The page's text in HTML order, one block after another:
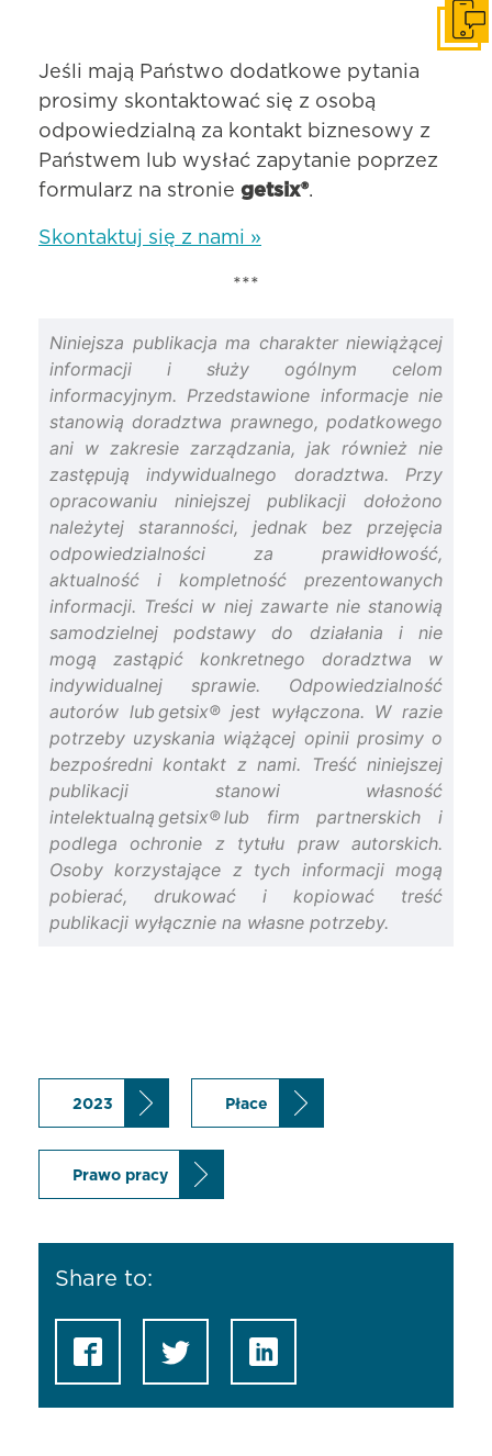
Jeśli mają Państwo dodatkowe pytania
prosimy skontaktować się z osobą
odpowiedzialną za kontakt biznesowy z
Państwem lub wysłać zapytanie poprzez
formularz na stronie getsix®.
Skontaktuj się z nami »
***
Niniejsza publikacja ma charakter niewiążącej
informacji i służy ogólnym celom
informacyjnym. Przedstawione informacje nie
stanowią doradztwa prawnego, podatkowego
ani w zakresie zarządzania, jak również nie
zastępują indywidualnego doradztwa. Przy
opracowaniu niniejszej publikacji dołożono
należytej staranności, jednak bez przejęcia
odpowiedzialności za prawidłowość,
aktualność i kompletność prezentowanych
informacji. Treści w niej zawarte nie stanowią
samodzielnej podstawy do działania i nie
mogą zastąpić konkretnego doradztwa w
indywidualnej sprawie. Odpowiedzialność
autorów lub getsix® jest wyłączona. W razie
potrzeby uzyskania wiążącej opinii prosimy o
bezpośredni kontakt z nami. Treść niniejszej
publikacji stanowi własność
intelektualną getsix® lub firm partnerskich i
podlega ochronie z tytułu praw autorskich.
Osoby korzystające z tych informacji mogą
pobierać, drukować i kopiować treść
publikacji wyłącznie na własne potrzeby.
2023 Płace
Prawo pracy
Share to: